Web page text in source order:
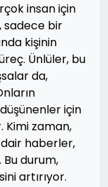
insan için
sadece bir
kişinin
Ünlüler, bu
da,
için
Kimi zaman,
dair haberler,
Bu durum,
artırıyor.